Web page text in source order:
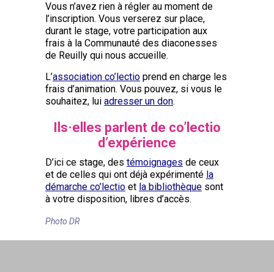
Vous n’avez rien à régler au moment de
l’inscription. Vous verserez sur place,
durant le stage, votre participation aux
frais à la Communauté des diaconesses
de Reuilly qui nous accueille.
L’association co’lectio prend en charge les
frais d’animation. Vous pouvez, si vous le
souhaitez, lui adresser un don.
Ils·elles parlent de co’lectio
d’expérience
D’ici ce stage, des témoignages de ceux
et de celles qui ont déjà expérimenté la
démarche co’lectio et la bibliothèque sont
à votre disposition, libres d’accès.
Photo DR